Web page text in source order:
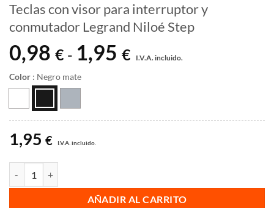
Teclas con visor para interruptor y
conmutador Legrand Niloé Step
0,98 € - 1,95 €
de
hasta
I.V.A. incluido.
Color : Negro mate
1,95 € I.V.A. incluido.
AÑADIR AL CARRITO